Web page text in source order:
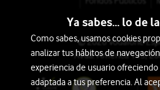
© 2026 Vodafone
Avda. América 115,
Ya sabes... lo de
Como sabes, usamos cookies
analizar tus hábitos de
experiencia de usuario
adaptada a tus preferencia. Al